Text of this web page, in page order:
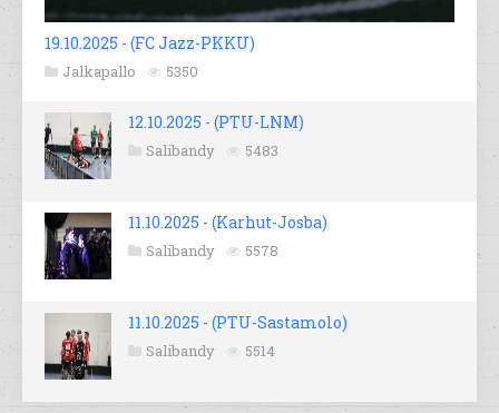
19.10.2025 - (FC Jazz-PKKU)
Jalkapallo 5350
12.10.2025 - (PTU-LNM)
Salibandy 5483
11.10.2025 - (Karhut-Josba)
Salibandy 5578
11.10.2025 - (PTU-Sastamolo)
Salibandy 5514